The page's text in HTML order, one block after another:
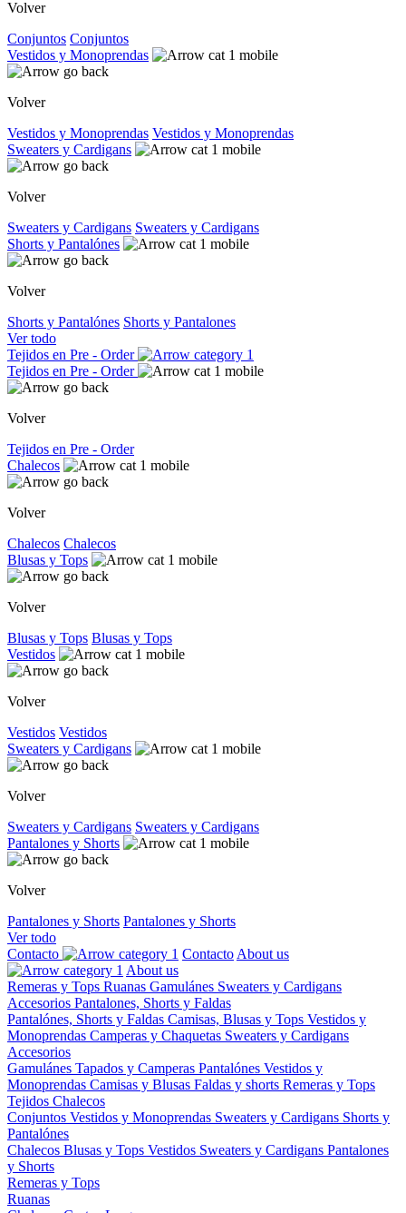
Volver
Conjuntos Conjuntos
Vestidos y Monoprendas
Volver
Vestidos y Monoprendas Vestidos y Monoprendas
Sweaters y Cardigans
Volver
Sweaters y Cardigans Sweaters y Cardigans
Shorts y Pantalónes
Volver
Shorts y Pantalónes Shorts y Pantalones
Ver todo
Tejidos en Pre - Order
Tejidos en Pre - Order
Volver
Tejidos en Pre - Order
Chalecos
Volver
Chalecos Chalecos
Blusas y Tops
Volver
Blusas y Tops Blusas y Tops
Vestidos
Volver
Vestidos Vestidos
Sweaters y Cardigans
Volver
Sweaters y Cardigans Sweaters y Cardigans
Pantalones y Shorts
Volver
Pantalones y Shorts Pantalones y Shorts
Ver todo
Contacto
Contacto About us
About us
Remeras y Tops Ruanas Gamulánes Sweaters y Cardigans
Accesorios Pantalones, Shorts y Faldas
Pantalónes, Shorts y Faldas Camisas, Blusas y Tops Vestidos y
Monoprendas Camperas y Chaquetas Sweaters y Cardigans
Accesorios
Gamulánes Tapados y Camperas Pantalónes Vestidos y
Monoprendas Camisas y Blusas Faldas y shorts Remeras y Tops
Tejidos Chalecos
Conjuntos Vestidos y Monoprendas Sweaters y Cardigans Shorts y
Pantalónes
Chalecos Blusas y Tops Vestidos Sweaters y Cardigans Pantalones
y Shorts
Remeras y Tops
Ruanas